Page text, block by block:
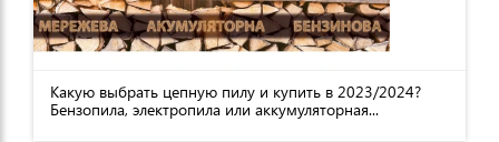
Какую выбрать цепную пилу и купить в 2023/2024?
Бензопила, электропила или аккумуляторная...